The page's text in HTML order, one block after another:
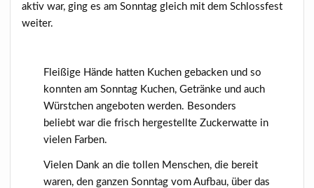
aktiv war, ging es am Sonntag gleich mit dem Schlossfest
weiter.
Fleißige Hände hatten Kuchen gebacken und so
konnten am Sonntag Kuchen, Getränke und auch
Würstchen angeboten werden. Besonders
beliebt war die frisch hergestellte Zuckerwatte in
vielen Farben.
Vielen Dank an die tollen Menschen, die bereit
waren, den ganzen Sonntag vom Aufbau, über das